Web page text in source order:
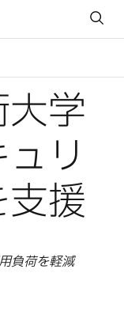
学
リ
援
負荷を軽減